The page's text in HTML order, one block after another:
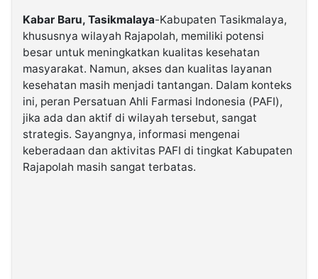
Kabarbaru.co
2026
Kabarbaru
Media
Holding
Kabar Baru, Tasikmalaya-Kabupaten Tasikmalaya,
khususnya wilayah Rajapolah, memiliki potensi
besar untuk meningkatkan kualitas kesehatan
masyarakat. Namun, akses dan kualitas layanan
kesehatan masih menjadi tantangan. Dalam konteks
ini, peran Persatuan Ahli Farmasi Indonesia (PAFI),
jika ada dan aktif di wilayah tersebut, sangat
strategis. Sayangnya, informasi mengenai
keberadaan dan aktivitas PAFI di tingkat Kabupaten
Rajapolah masih sangat terbatas.